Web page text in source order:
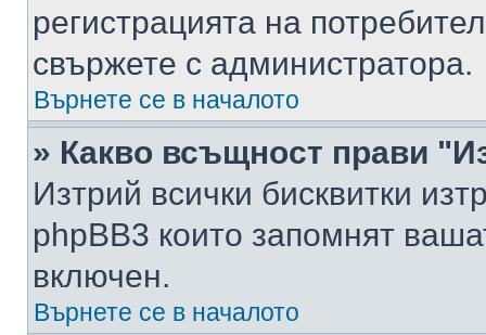
регистрацията на
свържете с администратора.
Върнете се в началото
» Какво всъщност прави
Изтрий всички бисквитки
phpBB3 които запомнят
включен.
Върнете се в началото